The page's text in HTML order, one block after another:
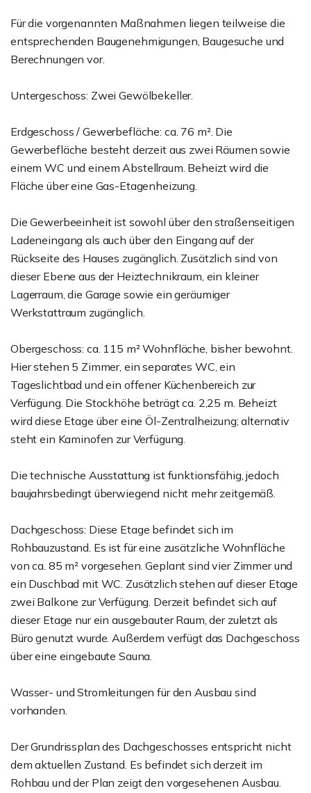
Für die vorgenannten Maßnahmen liegen teilweise die
entsprechenden Baugenehmigungen, Baugesuche und
Berechnungen vor.
Untergeschoss: Zwei Gewölbekeller.
Erdgeschoss / Gewerbefläche: ca. 76 m². Die
Gewerbefläche besteht derzeit aus zwei Räumen sowie
einem WC und einem Abstellraum. Beheizt wird die
Fläche über eine Gas-Etagenheizung.
Die Gewerbeeinheit ist sowohl über den straßenseitigen
Ladeneingang als auch über den Eingang auf der
Rückseite des Hauses zugänglich. Zusätzlich sind von
dieser Ebene aus der Heiztechnikraum, ein kleiner
Lagerraum, die Garage sowie ein geräumiger
Werkstattraum zugänglich.
Obergeschoss: ca. 115 m² Wohnfläche, bisher bewohnt.
Hier stehen 5 Zimmer, ein separates WC, ein
Tageslichtbad und ein offener Küchenbereich zur
Verfügung. Die Stockhöhe beträgt ca. 2,25 m. Beheizt
wird diese Etage über eine Öl-Zentralheizung; alternativ
steht ein Kaminofen zur Verfügung.
Die technische Ausstattung ist funktionsfähig, jedoch
baujahrsbedingt überwiegend nicht mehr zeitgemäß.
Dachgeschoss: Diese Etage befindet sich im
Rohbauzustand. Es ist für eine zusätzliche Wohnfläche
von ca. 85 m² vorgesehen. Geplant sind vier Zimmer und
ein Duschbad mit WC. Zusätzlich stehen auf dieser Etage
zwei Balkone zur Verfügung. Derzeit befindet sich auf
dieser Etage nur ein ausgebauter Raum, der zuletzt als
Büro genutzt wurde. Außerdem verfügt das Dachgeschoss
über eine eingebaute Sauna.
Wasser- und Stromleitungen für den Ausbau sind
vorhanden.
Der Grundrissplan des Dachgeschosses entspricht nicht
dem aktuellen Zustand. Es befindet sich derzeit im
Rohbau und der Plan zeigt den vorgesehenen Ausbau.